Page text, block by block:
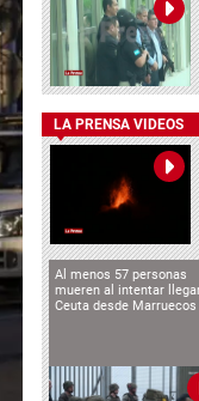
LA PRENSA VIDEOS
Al menos 57 personas
mueren al intentar
Ceuta desde Marruecos